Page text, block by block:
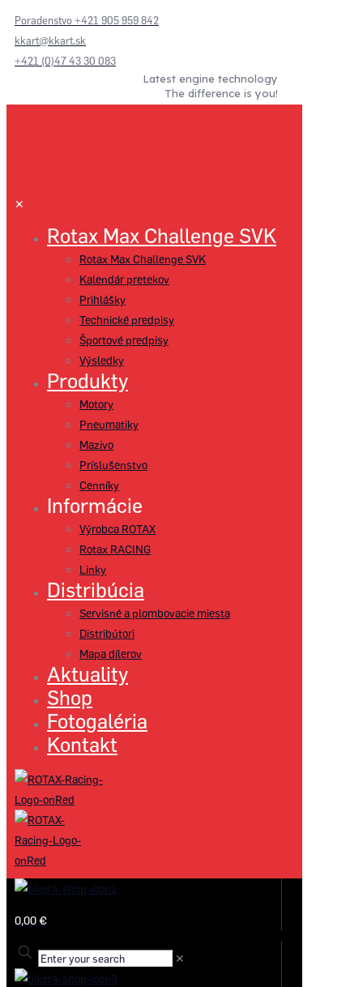
Poradenstvo +421 905 959 842
kkart@kkart.sk
+421 (0)47 43 30 083
Latest engine technology
The difference is you!
✕
Rotax Max Challenge SVK
Rotax Max Challenge SVK
Kalendár pretekov
Prihlášky
Technické predpisy
Športové predpisy
Výsledky
Produkty
Motory
Pneumatiky
Mazivo
Príslušenstvo
Cenníky
Informácie
Výrobca ROTAX
Rotax RACING
Linky
Distribúcia
Servisné a plombovacie miesta
Distribútori
Mapa dílerov
Aktuality
Shop
Fotogaléria
Kontakt
0,00 €
✕